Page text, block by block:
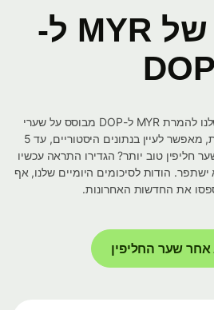
תרשים של MYR ל-
DOP
התרשים האינטראקטיבי שלנו להמרת MYR ל-DOP מבוסס על שערי
חליפין אמצעיים בזמן אמת, מאפשר לעיין בנתונים היסטוריים, עד 5
טוב יותר? הגדירו התראה עכשיו
הודות לסיכומים היומיים שלנו, אף
את החדשות האחרונות.
שער החליפין